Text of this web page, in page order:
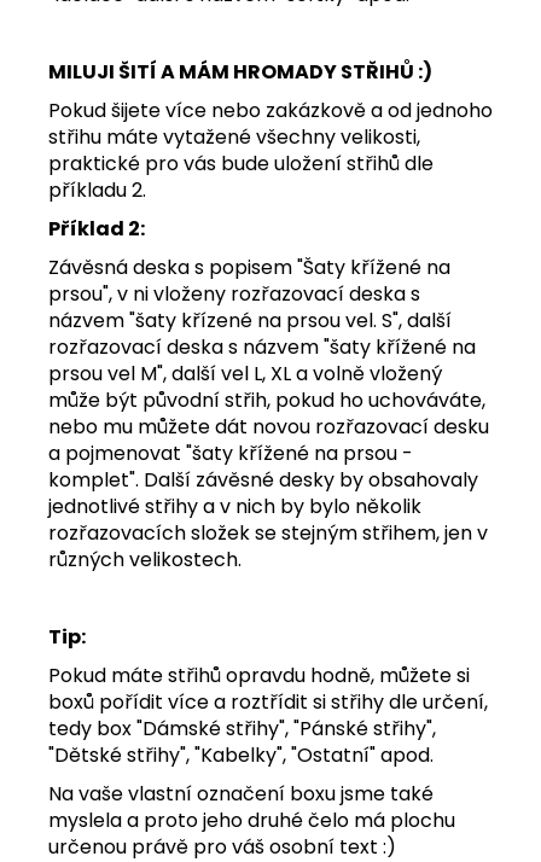
MILUJI ŠITÍ A MÁM HROMADY STŘIHŮ :)
Pokud šijete více nebo zakázkově a od jednoho
střihu máte vytažené všechny velikosti,
praktické pro vás bude uložení střihů dle
příkladu 2.
Příklad 2:
Závěsná deska s popisem "Šaty křížené na
prsou", v ni vloženy rozřazovací deska s
názvem "šaty křízené na prsou vel. S", další
rozřazovací deska s názvem "šaty křížené na
prsou vel M", další vel L, XL a volně vložený
může být původní střih, pokud ho uchováváte,
nebo mu můžete dát novou rozřazovací desku
a pojmenovat "šaty křížené na prsou -
komplet". Další závěsné desky by obsahovaly
jednotlivé střihy a v nich by bylo několik
rozřazovacích složek se stejným střihem, jen v
různých velikostech.
Tip:
Pokud máte střihů opravdu hodně, můžete si
boxů pořídit více a roztřídit si střihy dle určení,
tedy box "Dámské střihy", "Pánské střihy",
"Dětské střihy", "Kabelky", "Ostatní" apod.
Na vaše vlastní označení boxu jsme také
myslela a proto jeho druhé čelo má plochu
určenou právě pro váš osobní text :)